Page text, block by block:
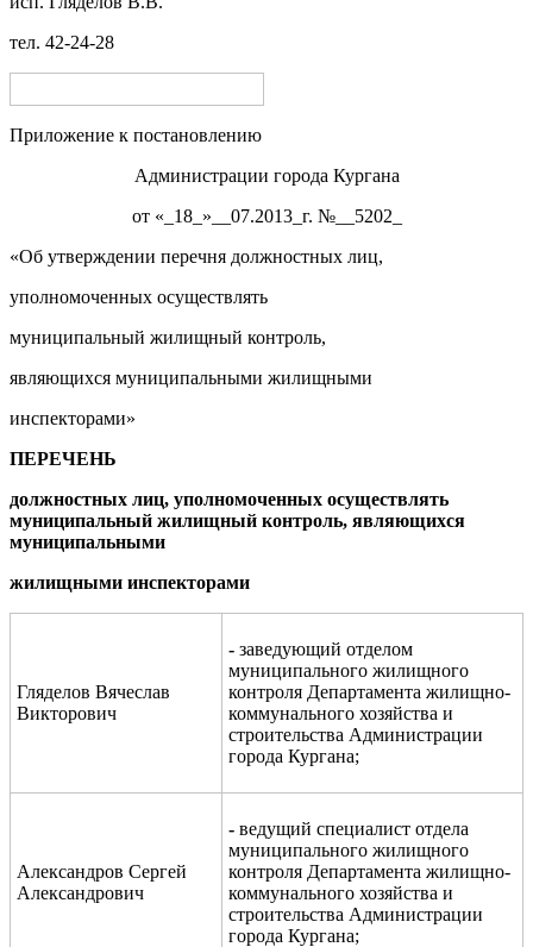
тел. 42-24-28
Приложение к постановлению
Администрации города Кургана
от «_18_»__07.2013_г. №__5202_
«Об утверждении перечня должностных лиц,
уполномоченных осуществлять
муниципальный жилищный контроль,
являющихся муниципальными жилищными
инспекторами»
ПЕРЕЧЕНЬ
должностных лиц, уполномоченных осуществлять
муниципальный жилищный контроль, являющихся
муниципальными
жилищными инспекторами
Гляделов Вячеслав
Викторович
- заведующий отделом
муниципального жилищного
контроля Департамента жилищно-
коммунального хозяйства и
строительства Администрации
города Кургана;
Александров Сергей
Александрович
- ведущий специалист отдела
муниципального жилищного
контроля Департамента жилищно-
коммунального хозяйства и
строительства Администрации
города Кургана;